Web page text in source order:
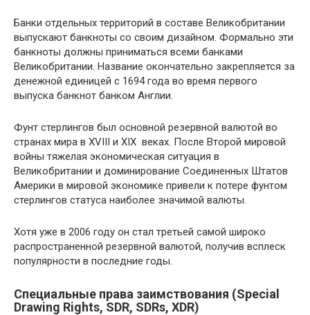
Банки отдельных территорий в составе Великобритании
выпускают банкноты со своим дизайном. Формально эти
банкноты должны приниматься всеми банками
Великобритании. Название окончательно закрепляется за
денежной единицей с 1694 года во время первого
выпуска банкнот банком Англии.
Фунт стерлингов был основной резервной валютой во
странах мира в XVIII и XIX веках. После Второй мировой
войны тяжелая экономическая ситуация в
Великобритании и доминирование Соединенных Штатов
Америки в мировой экономике привели к потере фунтом
стерлингов статуса наиболее значимой валюты.
Хотя уже в 2006 году он стал третьей самой широко
распространенной резервной валютой, получив всплеск
популярности в последние годы.
Специальные права заимствования (Special
Drawing Rights, SDR, SDRs, XDR)